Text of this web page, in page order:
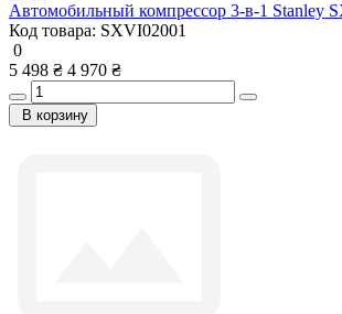
Автомобильный компрессор 3-в-1 Stanley
Код товара: SXVI02001
0
5 498 ₴ 4 970 ₴
В корзину